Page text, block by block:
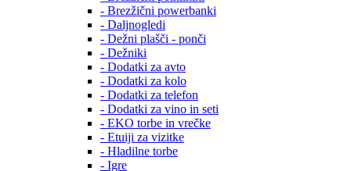
- Brezžični powerbanki
- Daljnogledi
- Dežni plašči - ponči
- Dežniki
- Dodatki za avto
- Dodatki za kolo
- Dodatki za telefon
- Dodatki za vino in seti
- EKO torbe in vrečke
- Etuiji za vizitke
- Hladilne torbe
- Igre